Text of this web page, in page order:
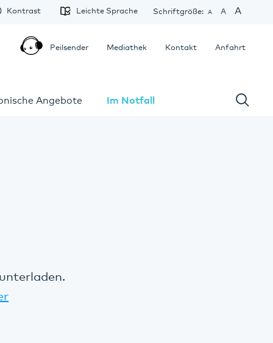
Angebote Im Notfall
Schriftgröße: A A A
Leichte Sprache
Kontrast
Anfahrt
Kontakt
Mediathek
Peilsender